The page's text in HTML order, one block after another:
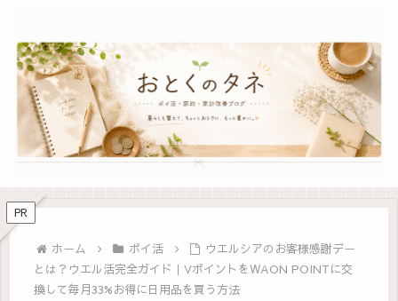
PR
ホーム ポイ活
ウエルシアのお客様感謝デー
とは？ウエル活完全ガイド｜VポイントをWAON POINTに交
換して毎月33%お得に日用品を買う方法